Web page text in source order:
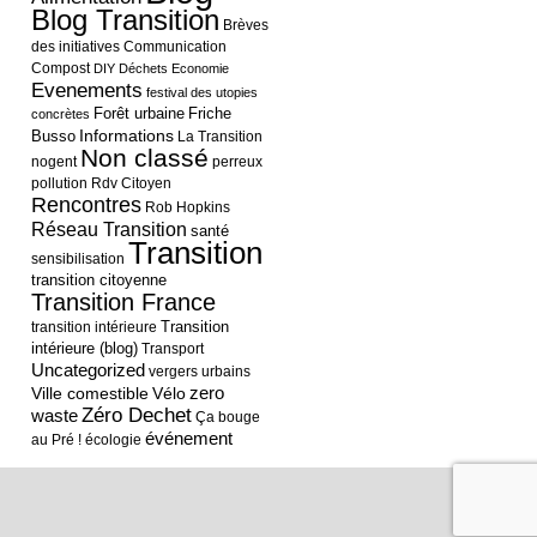
Blog Transition Brèves
des initiatives Communication
Compost DIY Déchets Economie
Evenements festival des utopies
concrètes Forêt urbaine Friche
Busso Informations La Transition
nogent Non classé perreux
pollution Rdv Citoyen
Rencontres Rob Hopkins
Réseau Transition santé
sensibilisation Transition
transition citoyenne
Transition France
transition intérieure Transition
intérieure (blog) Transport
Uncategorized vergers urbains
Ville comestibleVélozero
wasteZéro Dechet Ça bouge
au Pré ! écologie événement